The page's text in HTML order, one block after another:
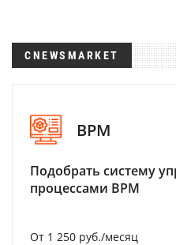
CNEWSMARKET
BPM
Подобрать систему
процессами BPM
От 1 250 руб./месяц